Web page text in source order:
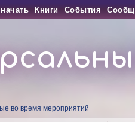
Книги События
во время мероприятий